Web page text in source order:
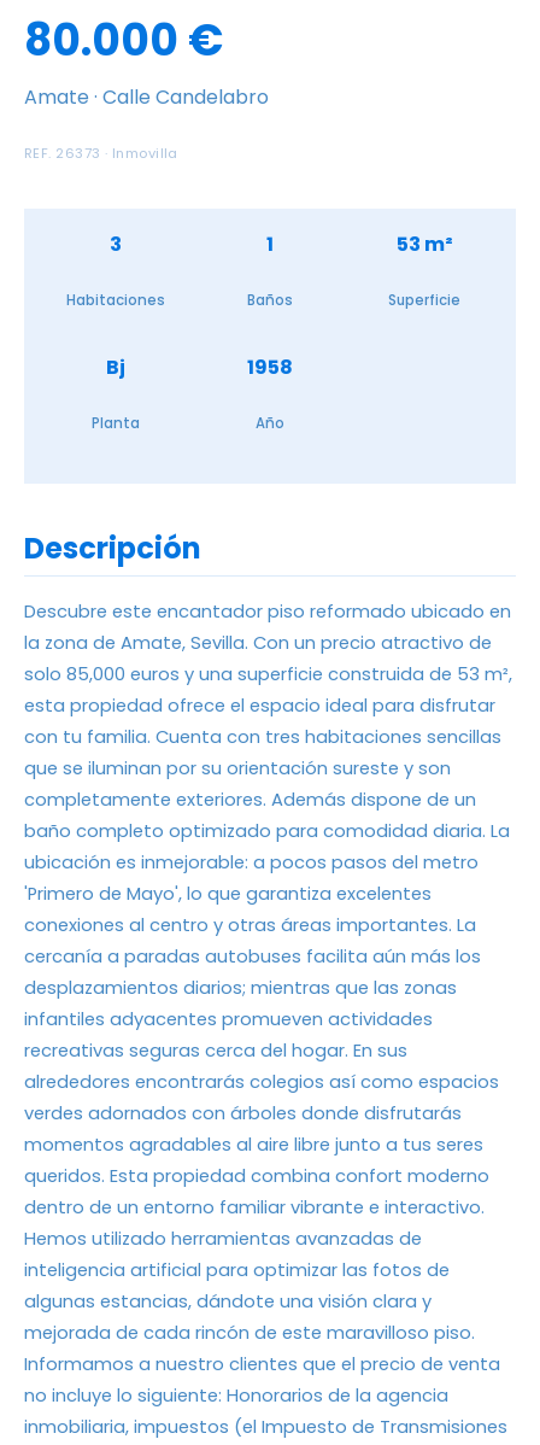
80.000 €
Amate · Calle Candelabro
REF. 26373 · Inmovilla
3
Habitaciones
1
Baños
53 m²
Superficie
Bj
Planta
1958
Año
Descripción
Descubre este encantador piso reformado ubicado en
la zona de Amate, Sevilla. Con un precio atractivo de
solo 85,000 euros y una superficie construida de 53 m²,
esta propiedad ofrece el espacio ideal para disfrutar
con tu familia. Cuenta con tres habitaciones sencillas
que se iluminan por su orientación sureste y son
completamente exteriores. Además dispone de un
baño completo optimizado para comodidad diaria. La
ubicación es inmejorable: a pocos pasos del metro
'Primero de Mayo', lo que garantiza excelentes
conexiones al centro y otras áreas importantes. La
cercanía a paradas autobuses facilita aún más los
desplazamientos diarios; mientras que las zonas
infantiles adyacentes promueven actividades
recreativas seguras cerca del hogar. En sus
alrededores encontrarás colegios así como espacios
verdes adornados con árboles donde disfrutarás
momentos agradables al aire libre junto a tus seres
queridos. Esta propiedad combina confort moderno
dentro de un entorno familiar vibrante e interactivo.
Hemos utilizado herramientas avanzadas de
inteligencia artificial para optimizar las fotos de
algunas estancias, dándote una visión clara y
mejorada de cada rincón de este maravilloso piso.
Informamos a nuestro clientes que el precio de venta
no incluye lo siguiente: Honorarios de la agencia
inmobiliaria, impuestos (el Impuesto de Transmisiones